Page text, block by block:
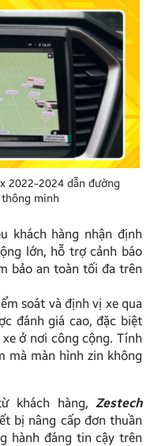
2022-2024 dẫn đường
minh
khách hàng nhận định
lớn, hỗ trợ cảnh báo
bảo an toàn tối đa trên
soát và định vị xe qua
đánh giá cao, đặc biệt
ở nơi công cộng. Tính
mà màn hình zin không
khách hàng, Zestech
bị nâng cấp đơn thuần
hành đáng tin cậy trên